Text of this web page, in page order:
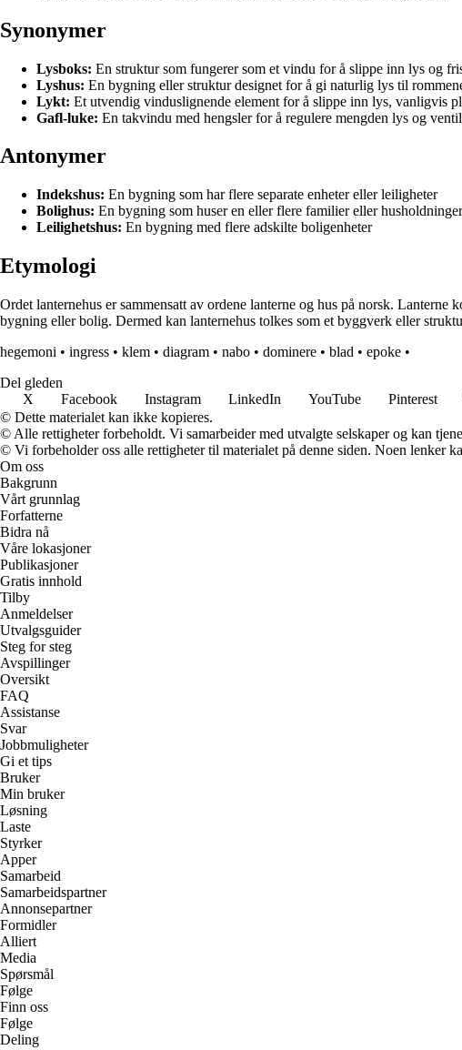
Synonymer
Lysboks: En struktur som fungerer som et vindu for å slippe inn lys og
Lyshus: En bygning eller struktur designet for å gi naturlig lys til
Lykt: Et utvendig vinduslignende element for å slippe inn lys, vanligvis
Gafl-luke: En takvindu med hengsler for å regulere mengden lys og
Antonymer
Indekshus: En bygning som har flere separate enheter eller leiligheter
Bolighus: En bygning som huser en eller flere familier eller husholdninger
Leilighetshus: En bygning med flere adskilte boligenheter
Etymologi
Ordet lanternehus er sammensatt av ordene lanterne og hus på norsk.
bygning eller bolig. Dermed kan lanternehus tolkes som et byggverk eller
hegemoni • ingress • klem • diagram • nabo • dominere • blad • epoke •
Del gleden
X
Facebook Instagram LinkedIn YouTube Pinterest
© Dette materialet kan ikke kopieres.
© Alle rettigheter forbeholdt. Vi samarbeider med utvalgte selskaper og kan
© Vi forbeholder oss alle rettigheter til materialet på denne siden. Noen lenker
Om oss
Bakgrunn
Vårt grunnlag
Forfatterne
Bidra nå
Våre lokasjoner
Publikasjoner
Gratis innhold
Tilby
Anmeldelser
Utvalgsguider
Steg for steg
Avspillinger
Oversikt
FAQ
Assistanse
Svar
Jobbmuligheter
Gi et tips
Bruker
Min bruker
Løsning
Laste
Styrker
Apper
Samarbeid
Samarbeidspartner
Annonsepartner
Formidler
Alliert
Media
Spørsmål
Følge
Finn oss
Følge
Deling